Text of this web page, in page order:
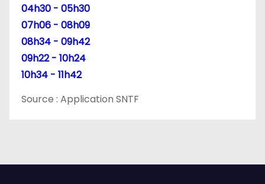
c
e
04h30 - 05h30
07h06 - 08h09
08h34 - 09h42
09h22 - 10h24
10h34 - 11h42
Source : Application SNTF